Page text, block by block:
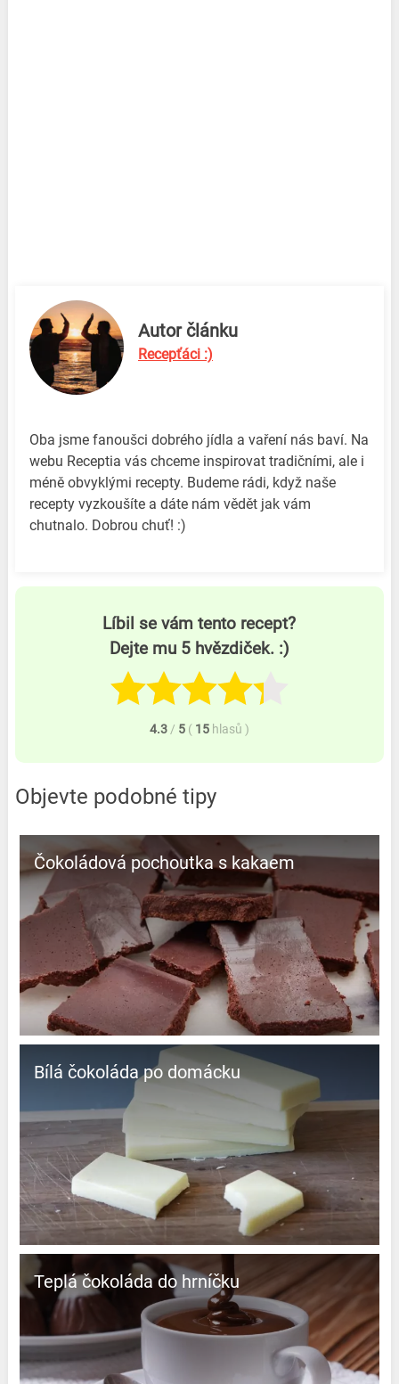
Autor článku
Recepťáci :)
Oba jsme fanoušci dobrého jídla a vaření nás baví. Na
webu Receptia vás chceme inspirovat tradičními, ale i
méně obvyklými recepty. Budeme rádi, když naše
recepty vyzkoušíte a dáte nám vědět jak vám
chutnalo. Dobrou chuť! :)
Líbil se vám tento recept?
Dejte mu 5 hvězdiček. :)
4.3 / 5 ( 15 hlasů )
Objevte podobné tipy
Čokoládová pochoutka s kakaem
Bílá čokoláda po domácku
Teplá čokoláda do hrníčku